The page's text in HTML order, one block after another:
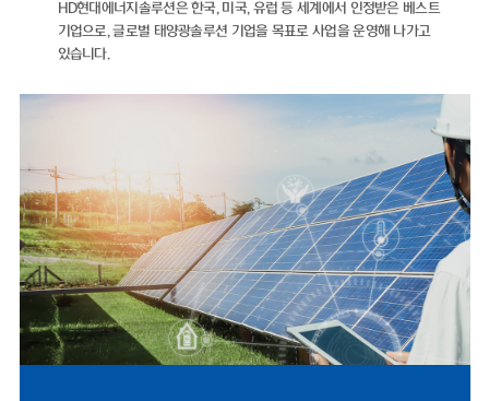
HD현대에너지솔루션은 한국, 미국, 유럽 등 세계에서 인정받은 베스트
기업으로,글로벌 태양광솔루션 기업을 목표로 사업을 운영해 나가고
있습니다.